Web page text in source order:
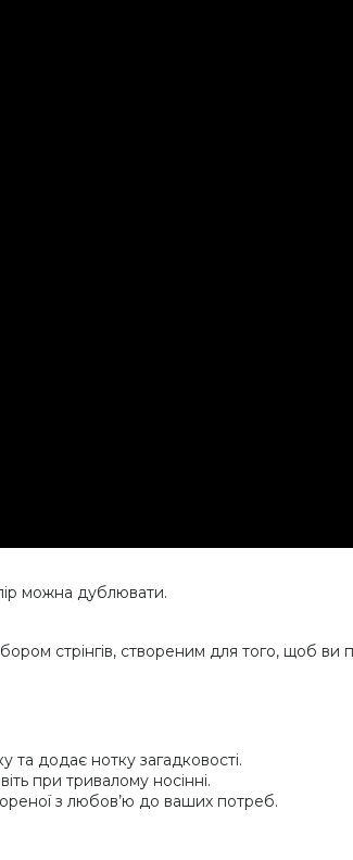
можна дублювати.
стрінгів, створеним для того, щоб ви
та додає нотку загадковості.
при тривалому носінні.
з любов’ю до ваших потреб.